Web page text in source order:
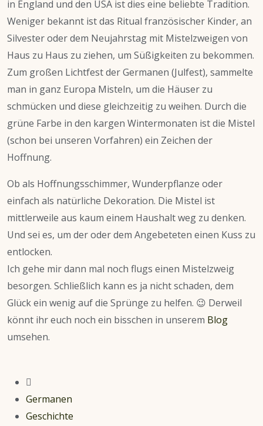
in England und den USA ist dies eine beliebte Tradition.
Weniger bekannt ist das Ritual französischer Kinder, an
Silvester oder dem Neujahrstag mit Mistelzweigen von
Haus zu Haus zu ziehen, um Süßigkeiten zu bekommen.
Zum großen Lichtfest der Germanen (Julfest), sammelte
man in ganz Europa Misteln, um die Häuser zu
schmücken und diese gleichzeitig zu weihen. Durch die
grüne Farbe in den kargen Wintermonaten ist die Mistel
(schon bei unseren Vorfahren) ein Zeichen der
Hoffnung.
Ob als Hoffnungsschimmer, Wunderpflanze oder
einfach als natürliche Dekoration. Die Mistel ist
mittlerweile aus kaum einem Haushalt weg zu denken.
Und sei es, um der oder dem Angebeteten einen Kuss zu
entlocken.
Ich gehe mir dann mal noch flugs einen Mistelzweig
besorgen. Schließlich kann es ja nicht schaden, dem
Glück ein wenig auf die Sprünge zu helfen. 😉 Derweil
könnt ihr euch noch ein bisschen in unserem Blog
umsehen.
Germanen
Geschichte